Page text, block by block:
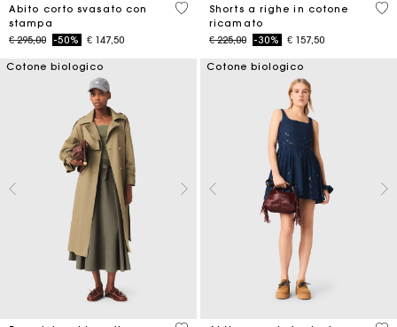
Abito corto svasato con
stampa
Price reduced from
€ 295,00to-50% € 147,50
5 out of 5 Customer Rating
Shorts a righe in cotone
ricamato
Price reduced from
€ 225,00to-30% € 157,50
5
Cotone biologico Cotone biologico